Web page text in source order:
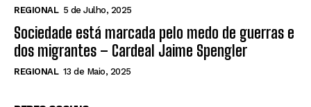
REGIONAL 5 de Julho, 2025
Sociedade está marcada pelo medo de guerras e
dos migrantes – Cardeal Jaime Spengler
REGIONAL 13 de Maio, 2025